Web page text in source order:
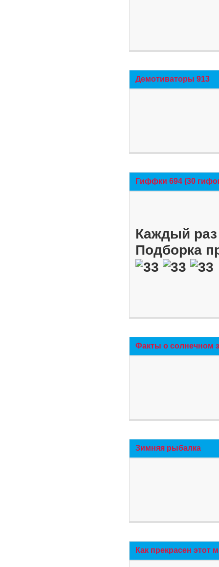
Демотиваторы 913
Гиффки 694 (30
Каждый
Подборка
Факты о солнечном
Зимняя рыбалка
Как прекрасен этот